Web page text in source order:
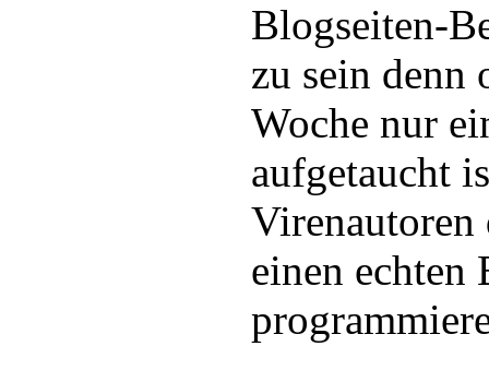
Blogseiten-
zu sein denn
Woche nur
aufgetaucht
Virenautoren
einen